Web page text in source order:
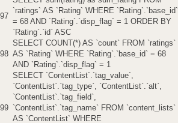
97
`ratings` AS `Rating` WHERE `Rating`.`base_id`
= 68 AND `Rating`.`disp_flag` = 1 ORDER BY
`Rating`.`id` ASC
98
SELECT COUNT(*) AS `count` FROM `ratings`
AS `Rating` WHERE `Rating`.`base_id` = 68
AND `Rating`.`disp_flag` = 1
99
SELECT `ContentList`.`tag_value`,
`ContentList`.`tag_type`, `ContentList`.`alt`,
`ContentList`.`tag_field`,
`ContentList`.`tag_name` FROM `content_lists`
AS `ContentList` WHERE